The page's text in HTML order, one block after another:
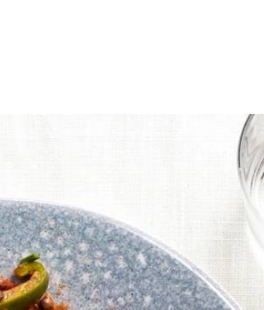
ondertussen de paprika’s in reepjes van 1
12 min. op middelhoog vuur. Voeg de
op smaak met zout.